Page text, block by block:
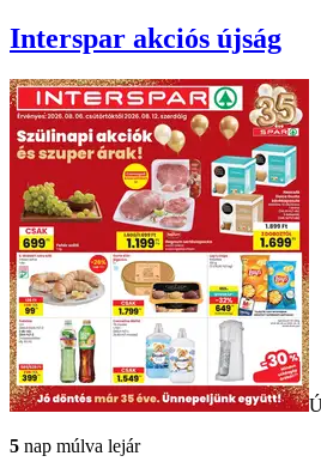
Interspar akciós újság
5 nap múlva lejár